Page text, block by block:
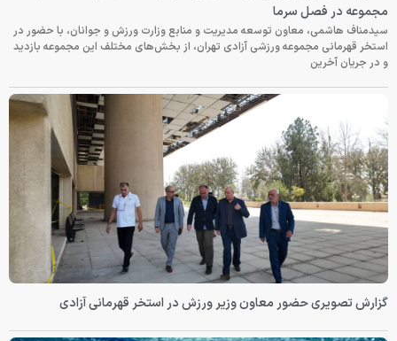
مجموعه در فصل سرما
سیدمناف هاشمی، معاون توسعه مدیریت و منابع وزارت ورزش و جوانان، با حضور در
استخر قهرمانی مجموعه ورزشی آزادی تهران، از بخش‌های مختلف این مجموعه بازدید
و در جریان آخرین
گزارش تصویری حضور معاون وزیر ورزش در استخر قهرمانی آزادی